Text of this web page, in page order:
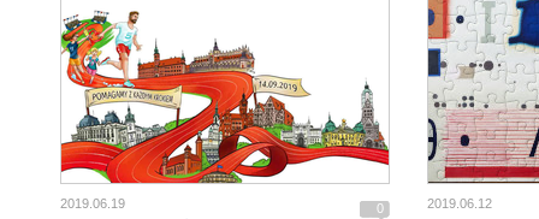
0
2019.06.19 2019.06.12